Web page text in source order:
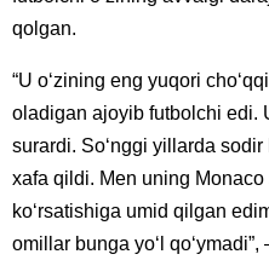
qolgan.
“U oʻzining eng yuqori
oladigan ajoyib futbolchi edi.
surardi. Soʻnggi yillarda
xafa qildi. Men uning Monaco
koʻrsatishiga umid qilgan
omillar bunga yoʻl